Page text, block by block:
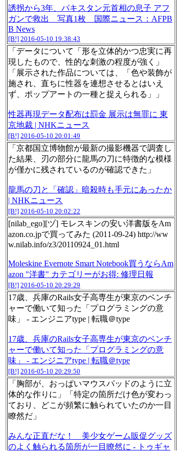
誘拐から3年、パキスタン元首相の息子 アフ
ガンで救出 写真1枚 国際ニュース：AFPB
B News
[B!] 2016-05-10 19:38:43
「データについて「形を立体的かつ忠実に再
現したもので、性的な刺激の程度が強く」
「展示された作品については、「色や装飾が
施され、直ちに性器を連想させるとはいえ
ず、ポップアートの一種と捉えられる」」
性器再現データ配布は罰金 展示は無罪に 東
京地裁 | NHKニュース
[B!] 2016-05-10 20:01:49
「京都国立博物館が最新の撮影機器で調査し
た結果、刃の部分に龍馬の刀に特徴的な模様
が僅かに残されているのが確認できた」
龍馬の刀と「確認」暗殺時も手元にあったか
| NHKニュース
[B!] 2016-05-10 20:02:22
[nilab_ego][ヅ] モレスキンの安い洋書版をAm
azon.co.jpで買ってみた (2011-09-24) http://ww
w.nilab.info/z3/20110924_01.html
Moleskine Evernote Smart Notebook買うならAm
azon "洋書" カテゴリーがお得: 修理日報
[B!] 2016-05-10 20:29:29
17歳、兵庫のRails女子高専生が東京のベンチ
ャーで働いて知った「プログラミングの意
味」 - エンジニアtype | 転職＠type
17歳、兵庫のRails女子高専生が東京のベンチ
ャーで働いて知った「プログラミングの意
味」 - エンジニアtype | 転職＠type
[B!] 2016-05-10 20:29:50
「胸部が、おっぱいマウスパッドのように立
体的な作りに」「特定の箇所だけ色が変わっ
ており、どこが頻繁に触られていたのか一目
瞭然だ」
みんな正直だな！ 美少女ゲーム販促グッズ
のよく触られる箇所が一目瞭然に - トゥギャ